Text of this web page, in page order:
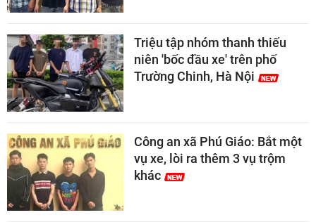
Triệu tập nhóm thanh thiếu
niên 'bốc đầu xe' trên phố
Trường Chinh, Hà Nội
Công an xã Phú Giáo: Bắt một
vụ xe, lòi ra thêm 3 vụ trộm
khác